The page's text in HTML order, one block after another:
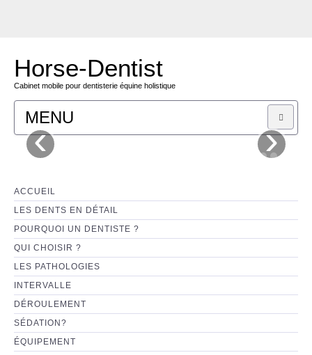
Horse-Dentist
Cabinet mobile pour dentisterie équine holistique
MENU
C'EST MOI
TARIFS
CONTACT
BOUTIQUE
‹ ›
ACCUEIL
LES DENTS EN DÉTAIL
POURQUOI UN DENTISTE ?
QUI CHOISIR ?
LES PATHOLOGIES
INTERVALLE
DÉROULEMENT
SÉDATION?
ÉQUIPEMENT